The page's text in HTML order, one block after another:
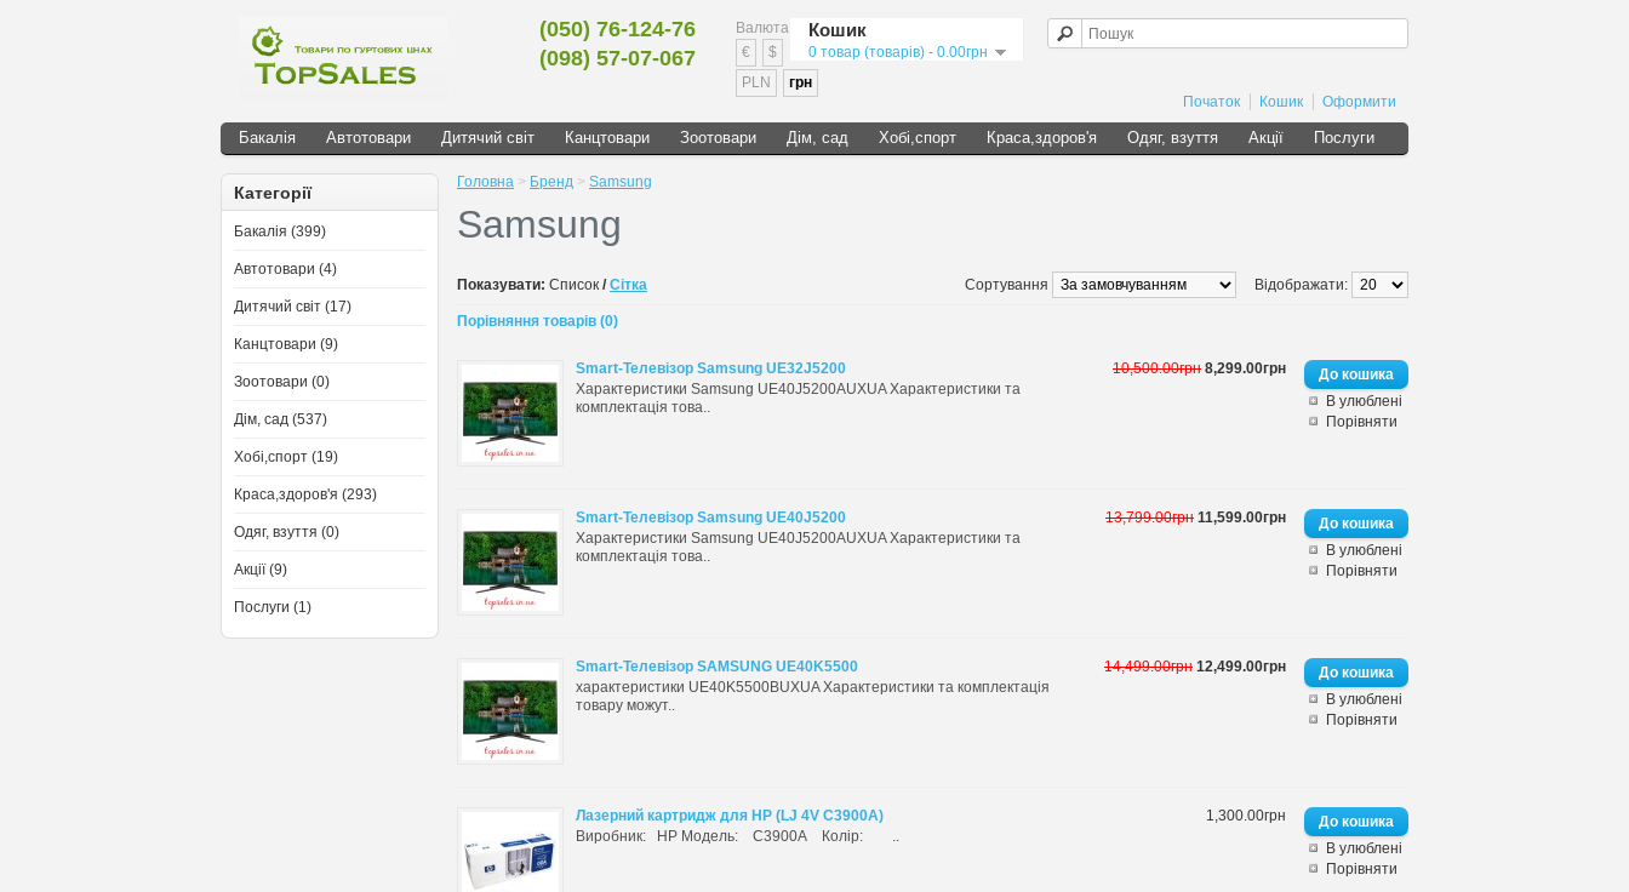
(050) 76-124-76
(098) 57-07-067
Валюта
€
$
PLN
грн
Кошик
0 товар (товарів) - 0.00грн
Початок Кошик Оформити
Бакалія Автотовари Дитячий світ Канцтовари Зоотовари Дім, сад Хобі,спорт Краса,здоров'я Одяг, взуття Акції Послуги
Категорії
Бакалія (399)
Автотовари (4)
Дитячий світ (17)
Канцтовари (9)
Зоотовари (0)
Дім, сад (537)
Хобі,спорт (19)
Краса,здоров'я (293)
Одяг, взуття (0)
Акції (9)
Послуги (1)
Головна > Бренд > Samsung
Samsung
Показувати: Список / Сітка Відображати:
Сортування
Порівняння товарів (0)
В улюблені
Порівняти
10,500.00грн 8,299.00грн
Smart-Телевізор Samsung UE32J5200
Характеристики Samsung UE40J5200AUXUA Характеристики та
комплектація това..
В улюблені
Порівняти
13,799.00грн 11,599.00грн
Smart-Телевізор Samsung UE40J5200
Характеристики Samsung UE40J5200AUXUA Характеристики та
комплектація това..
В улюблені
Порівняти
14,499.00грн 12,499.00грн
Smart-Телевізор SAMSUNG UE40K5500
характеристики UE40K5500BUXUA Характеристики та комплектація
товару можут..
В улюблені
Порівняти
1,300.00грн
Лазерний картридж для HP (LJ 4V C3900A)
Виробник: HP Модель: C3900A Колір: ..